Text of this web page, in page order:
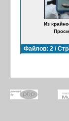
Из
Файлов: 2 /